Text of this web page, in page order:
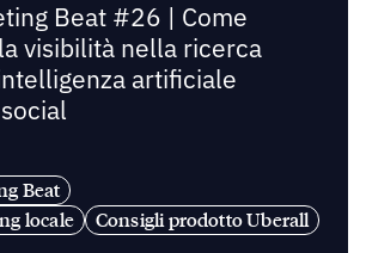
Beat #26 | Come
visibilità nella ricerca
artificiale
Beat
locale
Consigli prodotto Uberall